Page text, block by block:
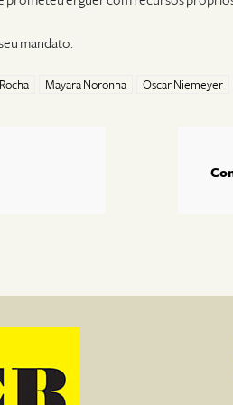
mandato.
Mayara Noronha Oscar Niemeyer